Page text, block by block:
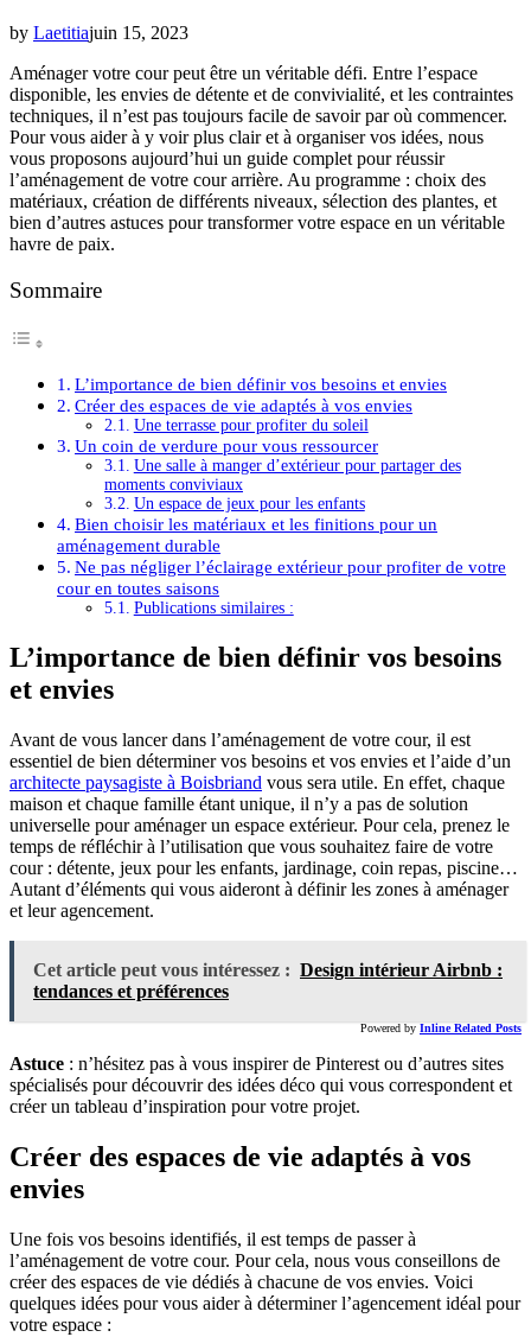
by Laetitiajuin 15, 2023
Aménager votre cour peut être un véritable défi. Entre l’espace
disponible, les envies de détente et de convivialité, et les contraintes
techniques, il n’est pas toujours facile de savoir par où commencer.
Pour vous aider à y voir plus clair et à organiser vos idées, nous
vous proposons aujourd’hui un guide complet pour réussir
l’aménagement de votre cour arrière. Au programme : choix des
matériaux, création de différents niveaux, sélection des plantes, et
bien d’autres astuces pour transformer votre espace en un véritable
havre de paix.
Sommaire
L’importance de bien définir vos besoins et envies
Créer des espaces de vie adaptés à vos envies
Une terrasse pour profiter du soleil
Un coin de verdure pour vous ressourcer
Une salle à manger d’extérieur pour partager des
moments conviviaux
Un espace de jeux pour les enfants
Bien choisir les matériaux et les finitions pour un
aménagement durable
Ne pas négliger l’éclairage extérieur pour profiter de votre
cour en toutes saisons
Publications similaires :
L’importance de bien définir vos besoins
et envies
Avant de vous lancer dans l’aménagement de votre cour, il est
essentiel de bien déterminer vos besoins et vos envies et l’aide d’un
architecte paysagiste à Boisbriand vous sera utile. En effet, chaque
maison et chaque famille étant unique, il n’y a pas de solution
universelle pour aménager un espace extérieur. Pour cela, prenez le
temps de réfléchir à l’utilisation que vous souhaitez faire de votre
cour : détente, jeux pour les enfants, jardinage, coin repas, piscine…
Autant d’éléments qui vous aideront à définir les zones à aménager
et leur agencement.
Cet article peut vous intéressez : Design intérieur Airbnb :
tendances et préférences
Powered by Inline Related Posts
Astuce : n’hésitez pas à vous inspirer de Pinterest ou d’autres sites
spécialisés pour découvrir des idées déco qui vous correspondent et
créer un tableau d’inspiration pour votre projet.
Créer des espaces de vie adaptés à vos
envies
Une fois vos besoins identifiés, il est temps de passer à
l’aménagement de votre cour. Pour cela, nous vous conseillons de
créer des espaces de vie dédiés à chacune de vos envies. Voici
quelques idées pour vous aider à déterminer l’agencement idéal pour
votre espace :